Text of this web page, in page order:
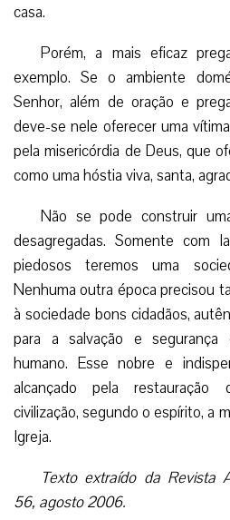
casa.
Porém, a mais eficaz
exemplo. Se o ambiente
Senhor, além de oração e
deve-se nele oferecer uma
pela misericórdia de Deus, que
como uma hóstia viva, santa,
Não se pode construir
desagregadas. Somente com
piedosos teremos uma
Nenhuma outra época precisou
à sociedade bons cidadãos,
para a salvação e segurança
humano. Esse nobre e
alcançado pela restauração
civilização, segundo o espírito, a
Igreja.
Texto extraído da Revista
56, agosto 2006.